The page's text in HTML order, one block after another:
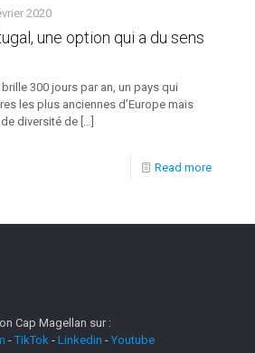
2020
une option qui a du sens
300 jours par an, un pays qui
les plus anciennes d’Europe mais
diversité de […]
Read more
Cap Magellan sur :
-TikTok - Linkedin - Youtube